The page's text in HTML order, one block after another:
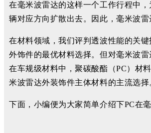
在毫米波雷达的这样一个工作行程中
辆对应方向扩散出去。因此，毫米波
在材料领域，我们评判透波性能的关
外饰件的最优材料选择。但对毫米波
在车规级材料中，聚碳酸酯（PC）材
米波雷达外装饰件主体材料的主流选择
下面，小编便为大家简单介绍下PC在